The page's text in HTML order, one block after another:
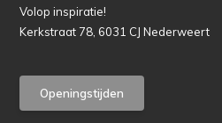
Volop inspiratie!
Kerkstraat 78, 6031 CJ Nederweert
Openingstijden